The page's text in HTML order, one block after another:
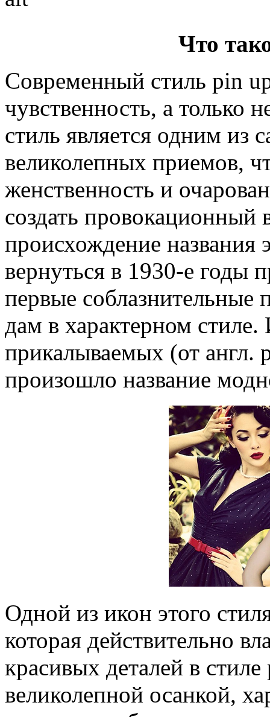
Что
Современный стиль pin
чувственность, а только
стиль является одним из
великолепных приемов,
женственность и
создать
происхождение названия
вернуться в 1930-е годы
первые соблазнительные
дам в характерном
прикалываемых (от англ.
произошло название
Одной из икон этого
которая действительно
красивых деталей в
великолепной осанкой,